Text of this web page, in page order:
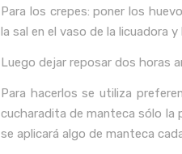
Para los crepes: poner los
la sal en el vaso de la licuadora y
Luego dejar reposar dos horas
Para hacerlos se utiliza
cucharadita de manteca sólo la
se aplicará algo de manteca